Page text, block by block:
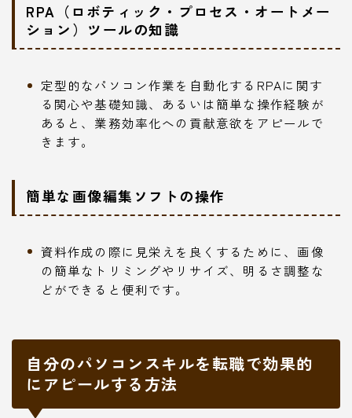
RPA（ロボティック・プロセス・オートメー
ション）ツールの知識
定型的なパソコン作業を自動化するRPAに関す
る関心や基礎知識、あるいは簡単な操作経験が
あると、業務効率化への貢献意欲をアピールで
きます。
簡単な画像編集ソフトの操作
資料作成の際に見栄えを良くするために、画像
の簡単なトリミングやリサイズ、明るさ調整な
どができると便利です。
自分のパソコンスキルを転職で効果的
にアピールする方法